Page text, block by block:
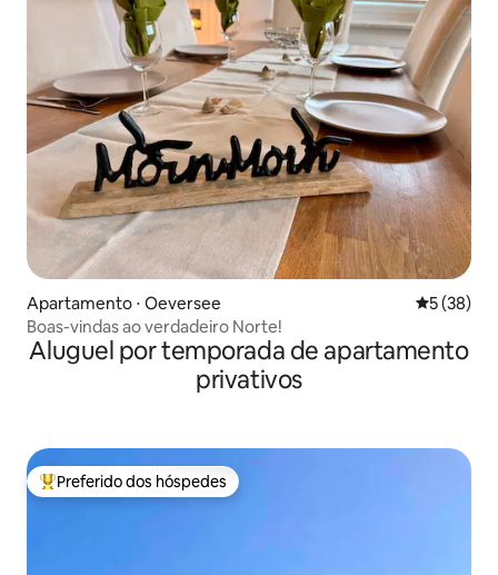
Apartamento ⋅ Oeversee 5 de uma
5 (38)
Boas-vindas ao verdadeiro Norte!
Aluguel por temporada de apartamento
privativos
Entre os melhores preferidos dos hóspedes
Preferido dos hóspedes